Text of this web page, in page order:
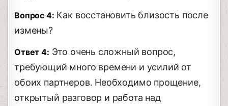
Вопрос 4: Как восстановить близость после
измены?
Ответ 4: Это очень сложный вопрос,
требующий много времени и усилий от
обоих партнеров. Необходимо прощение,
открытый разговор и работа над